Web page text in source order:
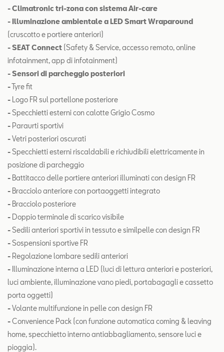
- Climatronic tri-zona con sistema Air-care
- Illuminazione ambientale a LED Smart Wraparound
(cruscotto e portiere anteriori)
- SEAT Connect (Safety & Service, accesso remoto, online
infotainment, app di infotainment)
- Sensori di parcheggio posteriori
-Tyre fit
- Logo FR sul portellone posteriore
-Specchietti esterni con calotte Grigio Cosmo
- Paraurti sportivi
-Vetri posteriori oscurati
-Specchietti esterni riscaldabili e richiudibili elettricamente in
posizione di parcheggio
- Battitacco delle portiere anteriori illuminati con design FR
- Bracciolo anteriore con portaoggetti integrato
- Bracciolo posteriore
- Doppio terminale di scarico visibile
-Sedili anteriori sportivi in tessuto e similpelle con design FR
-Sospensioni sportive FR
- Regolazione lombare sedili anteriori
- Illuminazione interna a LED (luci di lettura anteriori e posteriori,
luci ambiente, illuminazione vano piedi, portabagagli e cassetto
porta oggetti)
-Volante multifunzione in pelle con design FR
-Convenience Pack (con funzione automatica coming & leaving
home, specchietto interno antiabbagliamento, sensore luci e
pioggia).